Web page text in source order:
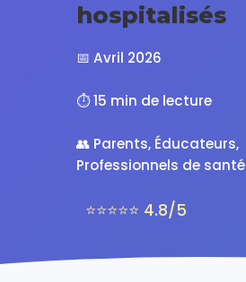
hospitalisés
📅 Avril 2026
⏱️ 15 min de lecture
👥 Parents, Éducateurs,
Professionnels de santé
⭐⭐⭐⭐⭐ 4.8/5